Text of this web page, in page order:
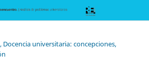
Docencia universitaria: concepciones,